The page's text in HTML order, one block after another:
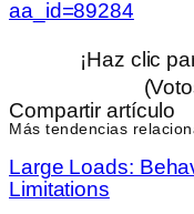
aa_id=89284
¡Haz clic
Compartir artículo
Más tendencias
Large Loads:
Limitations